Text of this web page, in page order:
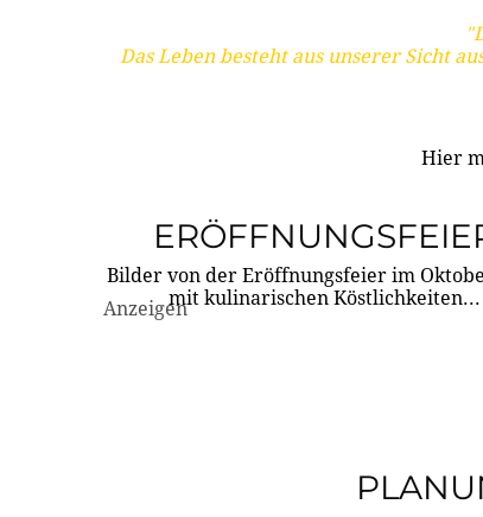
Das Leben besteht aus unserer Sicht
Hier
Bilder von der Eröffnungsfeier im
mit kulinarischen Köstlichkeiten...
Anzeigen